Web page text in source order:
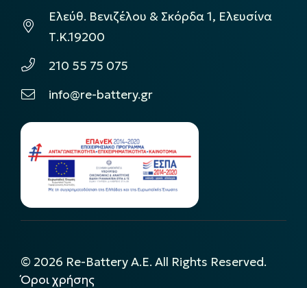
Ελεύθ. Βενιζέλου & Σκόρδα 1, Ελευσίνα
Τ.Κ.19200
210 55 75 075
info@re-battery.gr
© 2026 Re-Battery A.E. All Rights Reserved.
Όροι χρήσης